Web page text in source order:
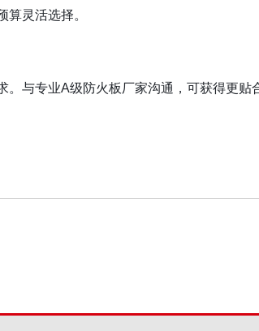
灵活选择。
。与专业A级防火板厂家沟通，可获得更贴